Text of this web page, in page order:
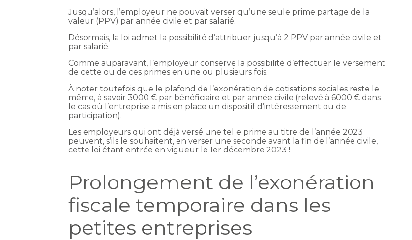
Jusqu’alors, l’employeur ne pouvait verser qu’une seule prime partage de la
valeur (PPV) par année civile et par salarié.
Désormais, la loi admet la possibilité d’attribuer jusqu’à 2 PPV par année civile et
par salarié.
Comme auparavant, l’employeur conserve la possibilité d’effectuer le versement
de cette ou de ces primes en une ou plusieurs fois.
À noter toutefois que le plafond de l’exonération de cotisations sociales reste le
même, à savoir 3000 € par bénéficiaire et par année civile (relevé à 6000 € dans
le cas où l’entreprise a mis en place un dispositif d’intéressement ou de
participation).
Les employeurs qui ont déjà versé une telle prime au titre de l’année 2023
peuvent, s’ils le souhaitent, en verser une seconde avant la fin de l’année civile,
cette loi étant entrée en vigueur le 1er décembre 2023 !
Prolongement de l’exonération
fiscale temporaire dans les
petites entreprises